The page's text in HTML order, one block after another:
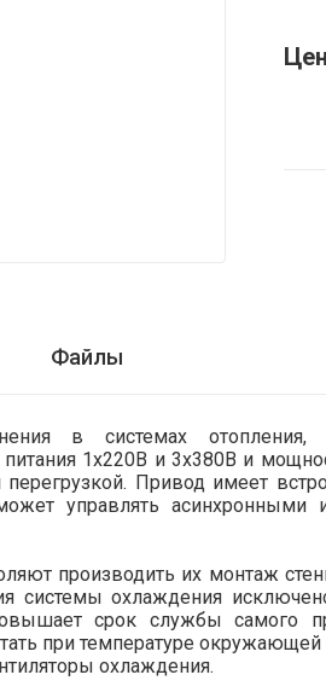
Файлы
в системах отопления,
1х220В и 3х380В и
Привод имеет
управлять асинхронными
производить их монтаж
системы охлаждения
срок службы самого
при температуре
охлаждения.